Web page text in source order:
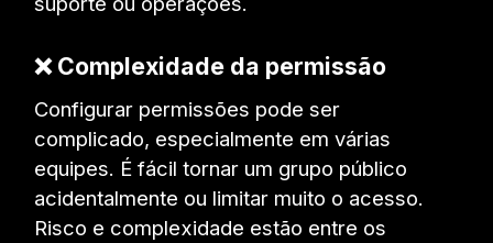
❌ Complexidade da permissão
Configurar permissões pode ser
complicado, especialmente em várias
equipes. É fácil tornar um grupo público
acidentalmente ou limitar muito o acesso.
Risco e complexidade estão entre os